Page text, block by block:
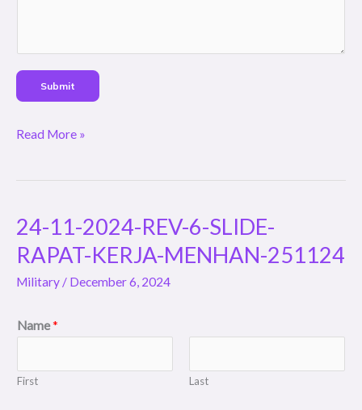
Submit
Read More »
24-11-2024-REV-6-SLIDE-
RAPAT-KERJA-MENHAN-251124
Military / December 6, 2024
Name*
First Last
24-
11-
2024-
REV-
SLIDE-
KERJA-